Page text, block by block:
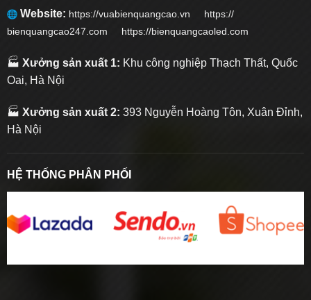
Website: https://vuabienquangcao.vn https://
bienquangcao247.com https://bienquangcaoled.com
🏭 Xưởng sản xuất 1: Khu công nghiệp Thạch Thất, Quốc
Oai, Hà Nội
🏭 Xưởng sản xuất 2: 393 Nguyễn Hoàng Tôn, Xuân Đỉnh,
Hà Nội
HỆ THỐNG PHÂN PHỐI